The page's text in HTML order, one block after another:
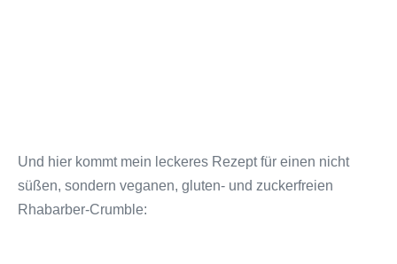
Und hier kommt mein leckeres Rezept für einen nicht
süßen, sondern veganen, gluten- und zuckerfreien
Rhabarber-Crumble: